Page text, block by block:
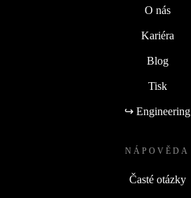
O nás
Kariéra
Blog
Tisk
↪ Engineering
NÁPOVĚDA
Časté otázky